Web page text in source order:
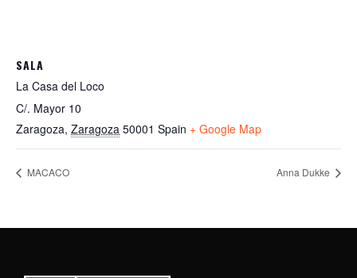
SALA
La Casa del Loco
C/. Mayor 10
Zaragoza, Zaragoza 50001 Spain + Google Map
MACACO Anna Dukke